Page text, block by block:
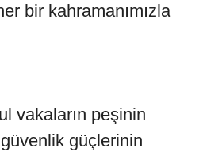
bir kahramanımızla
vakaların peşinin
güvenlik güçlerinin